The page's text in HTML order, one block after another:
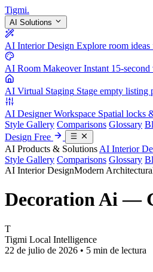
Tigmi.
AI Solutions
AI Interior Design Explore room
AI Room Makeover Instant 15-
AI Virtual Staging Stage empty listing
AI Designer Workspace Spatial locks
Style Gallery Comparisons Glossary
Design Free
AI Products & Solutions AI Interior
Style Gallery Comparisons Glossary
AI Interior DesignModern
Decoration Ai —
T
Tigmi Local Intelligence
22 de julio de 2026 • 5 min de lectura